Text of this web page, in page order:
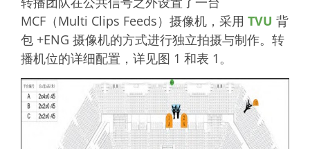
MCF（Multi Clips Feeds）摄像机，采用 TVU 背
包 +ENG 摄像机的方式进行独立拍摄与制作。转
播机位的详细配置，详见图 1 和表 1。